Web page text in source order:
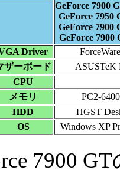
GeForce 7900
GeForce 7950
GeForce 7900
GeForce 7900
Driver
ザーボード
ASUSTeK
CPU
メモリ
PC2-
HDD
HGST
OS
Windows XP
7900